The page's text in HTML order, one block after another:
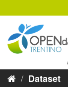
al
contenuto
Dataset